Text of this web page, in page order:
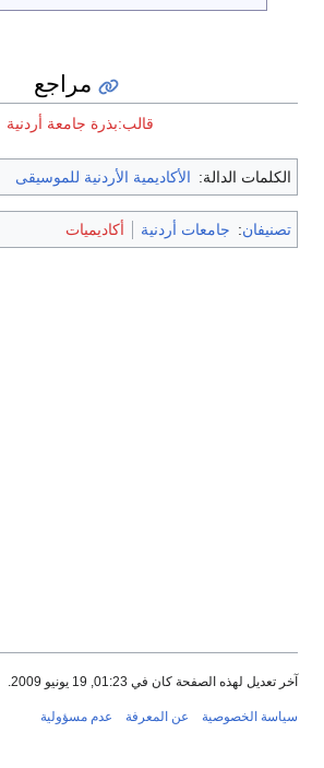
مراجع
قالب:بذرة جامعة أردنية
الكلمات الدالة: الأكاديمية الأردنية للموسيقى
تصنيفان: جامعات أردنية أكاديميات
آخر تعديل لهذه الصفحة كان في 01:23, 19 يونيو 2009.
سياسة الخصوصية عن المعرفة عدم مسؤولية